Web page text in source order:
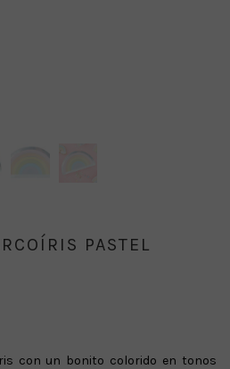
PASTEL
con un bonito colorido en tonos